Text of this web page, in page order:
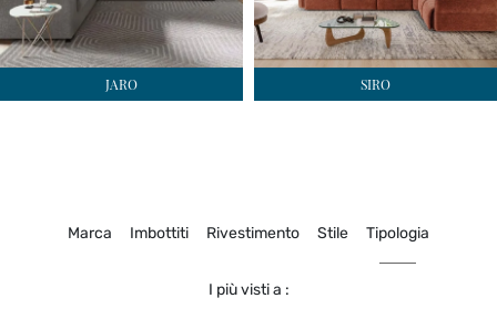
JARO SIRO
Marca Imbottiti Rivestimento Stile Tipologia
I più visti a :